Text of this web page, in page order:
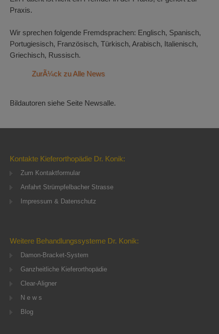
Praxis.
Wir sprechen folgende Fremdsprachen: Englisch, Spanisch,
Portugiesisch, Französisch, Türkisch, Arabisch, Italienisch,
Griechisch, Russisch.
ZurÃ¼ck zu Alle News
Bildautoren siehe Seite Newsalle.
Kontakte Kieferorthopädie Dr. Konik:
Zum Kontaktformular
Anfahrt Strümpfelbacher Strasse
Impressum & Datenschutz
Weitere Behandlungssysteme Dr. Konik:
Damon-Bracket-System
Ganzheitliche Kieferorthopädie
Clear-Aligner
N e w s
Blog